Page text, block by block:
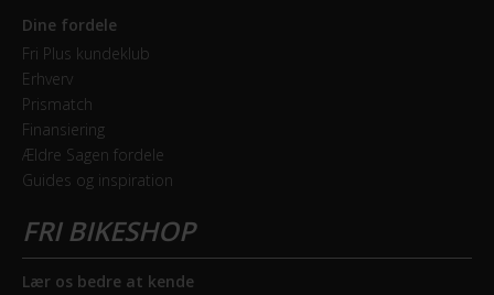
Dine fordele
Fri Plus kundeklub
Erhverv
Prismatch
Finansiering
Ældre Sagen fordele
Guides og inspiration
Lær os bedre at kende